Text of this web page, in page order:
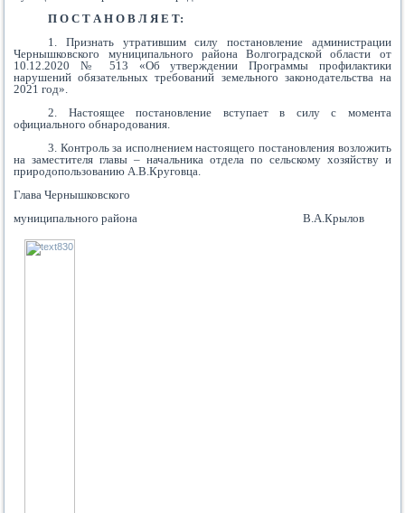
П О С Т А Н О В Л Я Е Т:
1. Признать утратившим силу постановление администрации
Чернышковского муниципального района Волгоградской области от
10.12.2020 № 513 «Об утверждении Программы профилактики
нарушений обязательных требований земельного законодательства на
2021 год».
2. Настоящее постановление вступает в силу с момента
официального обнародования.
3. Контроль за исполнением настоящего постановления возложить
на заместителя главы – начальника отдела по сельскому хозяйству и
природопользованию А.В.Круговца.
Глава Чернышковского
муниципального района В.А.Крылов